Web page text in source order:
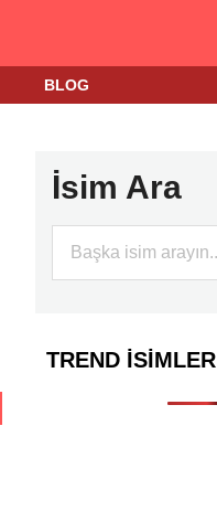
BLOG
İsim Ara
TREND İSIMLER